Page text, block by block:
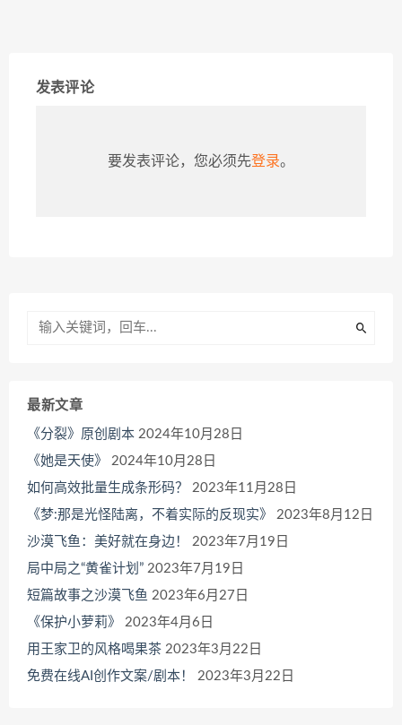
发表评论
要发表评论，您必须先登录。
最新文章
《分裂》原创剧本 2024年10月28日
《她是天使》
2024年10月28日
如何高效批量生成条形码？
2023年11月28日
《梦:那是光怪陆离，不着实际的反现实》
2023年8月12日
沙漠飞鱼：美好就在身边！
2023年7月19日
局中局之“黄雀计划” 2023年7月19日
短篇故事之沙漠飞鱼 2023年6月27日
《保护小萝莉》
2023年4月6日
用王家卫的风格喝果茶 2023年3月22日
免费在线AI创作文案/剧本！
2023年3月22日